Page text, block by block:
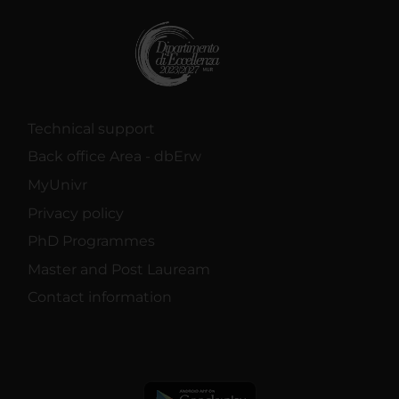
Technical support
Back office Area - dbErw
MyUnivr
Privacy policy
PhD Programmes
Master and Post Lauream
Contact information